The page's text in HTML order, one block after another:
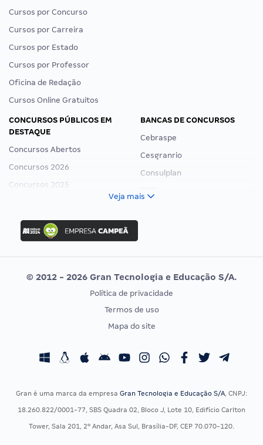
Cursos por Concurso
Cursos por Carreira
Cursos por Estado
Cursos por Professor
Oficina de Redação
Cursos Online Gratuitos
CONCURSOS PÚBLICOS EM
DESTAQUE
Concursos Abertos
Concursos 2026
Concursos 2025
Concurso Ibama
Concurso MPU
Editais publicados
BANCAS DE CONCURSOS
Cebraspe
Cesgranrio
Consulplan
Vunesp
CONCURSOS POR PROFISSÃO
Concursos Fiscais
Concursos Saúde
EXAME DE ORDEM
Calendário OAB
Veja mais
© 2012 - 2026 Gran Tecnologia e Educação S/A.
Política de privacidade
Termos de uso
Mapa do site
Gran é uma marca da empresa Gran Tecnologia e Educação S/A, CNPJ:
18.260.822/0001-77, SBS Quadra 02, Bloco J, Lote 10, Edifício Carlton
Tower, Sala 201, 2º Andar, Asa Sul, Brasília-DF, CEP 70.070-120.